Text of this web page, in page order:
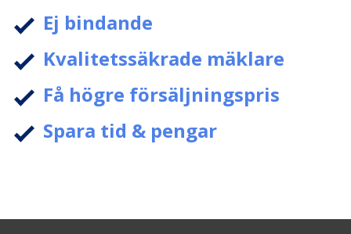
Ej bindande
Kvalitetssäkrade mäklare
Få högre försäljningspris
Spara tid & pengar